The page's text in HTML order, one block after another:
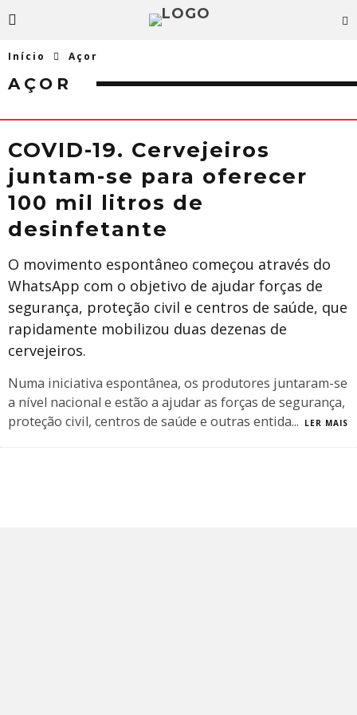
Início Açor
AÇOR
COVID-19. Cervejeiros
juntam-se para oferecer
100 mil litros de
desinfetante
O movimento espontâneo começou através do
WhatsApp com o objetivo de ajudar forças de
segurança, proteção civil e centros de saúde, que
rapidamente mobilizou duas dezenas de
cervejeiros.
Numa iniciativa espontânea, os produtores juntaram-se
a nível nacional e estão a ajudar as forças de segurança,
proteção civil, centros de saúde e outras entida... LER MAIS